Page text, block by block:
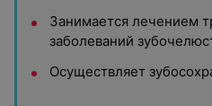
Занимается лечением
заболеваний
Осуществляет